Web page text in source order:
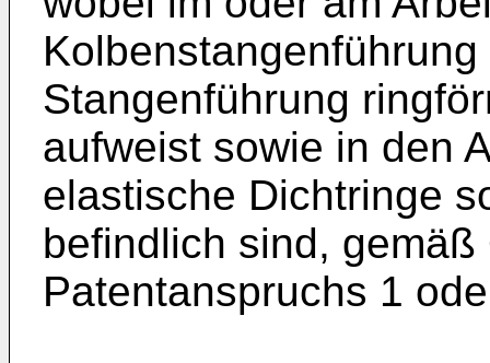
Stangenführung
aufweist sowie in den
elastische Dichtringe
befindlich sind,
Patentanspruchs 1